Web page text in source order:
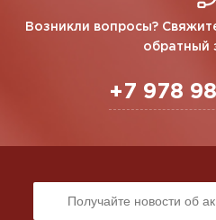
Возникли вопросы?
обратный
+7 978